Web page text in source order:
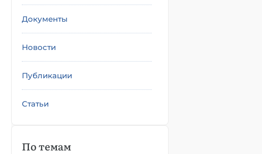
Документы
Новости
Публикации
Статьи
По темам